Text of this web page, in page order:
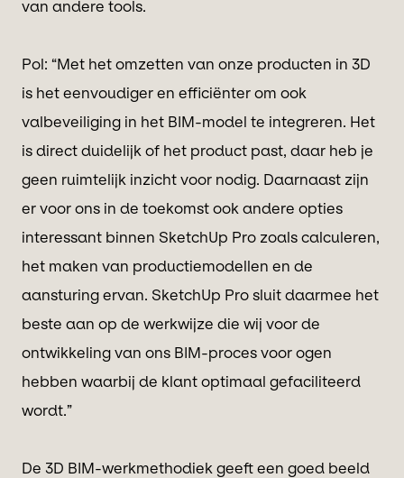
van andere tools.
Pol: “Met het omzetten van onze producten in 3D
is het eenvoudiger en efficiënter om ook
valbeveiliging in het BIM-model te integreren. Het
is direct duidelijk of het product past, daar heb je
geen ruimtelijk inzicht voor nodig. Daarnaast zijn
er voor ons in de toekomst ook andere opties
interessant binnen SketchUp Pro zoals calculeren,
het maken van productiemodellen en de
aansturing ervan. SketchUp Pro sluit daarmee het
beste aan op de werkwijze die wij voor de
ontwikkeling van ons BIM-proces voor ogen
hebben waarbij de klant optimaal gefaciliteerd
wordt.”
De 3D BIM-werkmethodiek geeft een goed beeld